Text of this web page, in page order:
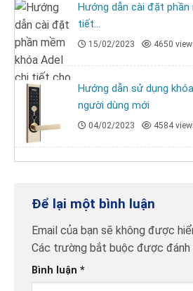
Hướng dẫn cài đặt phần
tiết...
15/02/2023 4650
Hướng dẫn sử dụng
người dùng mới
04/02/2023 4584
Để lại một bình luận
Email của bạn sẽ không được
Các trường bắt buộc được đánh
Bình luận *